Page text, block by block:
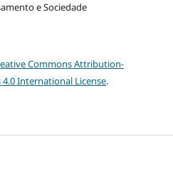
e Sociedade
Commons Attribution-
International License.